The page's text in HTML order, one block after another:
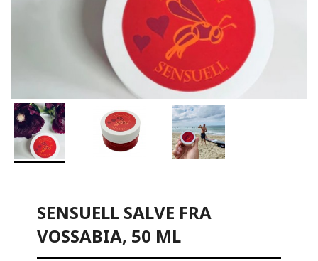
SENSUELL SALVE FRA
VOSSABIA, 50 ML